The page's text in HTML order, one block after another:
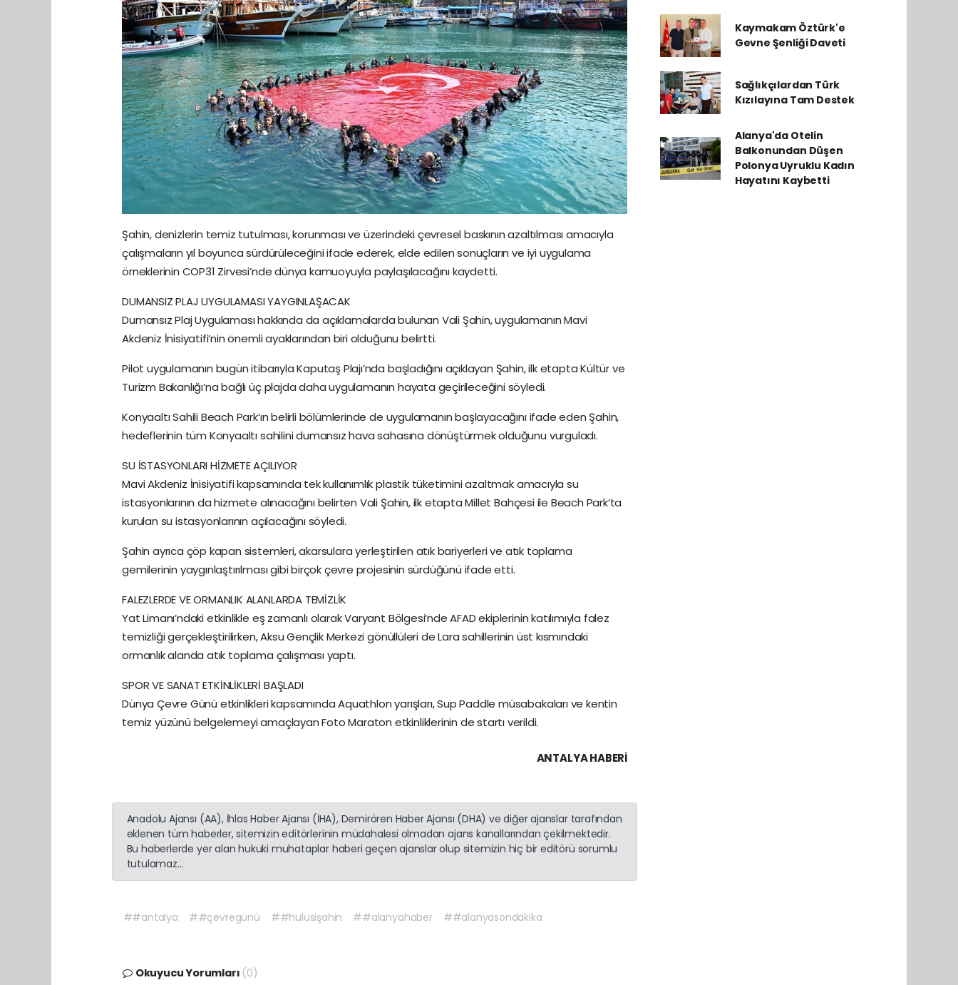
Şahin, denizlerin temiz tutulması, korunması ve üzerindeki çevresel baskının azaltılması amacıyla
çalışmaların yıl boyunca sürdürüleceğini ifade ederek, elde edilen sonuçların ve iyi uygulama
örneklerinin COP31 Zirvesi’nde dünya kamuoyuyla paylaşılacağını kaydetti.
DUMANSIZ PLAJ UYGULAMASI YAYGINLAŞACAK
Dumansız Plaj Uygulaması hakkında da açıklamalarda bulunan Vali Şahin, uygulamanın Mavi
Akdeniz İnisiyatifi’nin önemli ayaklarından biri olduğunu belirtti.
Pilot uygulamanın bugün itibarıyla Kaputaş Plajı’nda başladığını açıklayan Şahin, ilk etapta Kültür ve
Turizm Bakanlığı’na bağlı üç plajda daha uygulamanın hayata geçirileceğini söyledi.
Konyaaltı Sahili Beach Park’ın belirli bölümlerinde de uygulamanın başlayacağını ifade eden Şahin,
hedeflerinin tüm Konyaaltı sahilini dumansız hava sahasına dönüştürmek olduğunu vurguladı.
SU İSTASYONLARI HİZMETE AÇILIYOR
Mavi Akdeniz İnisiyatifi kapsamında tek kullanımlık plastik tüketimini azaltmak amacıyla su
istasyonlarının da hizmete alınacağını belirten Vali Şahin, ilk etapta Millet Bahçesi ile Beach Park’ta
kurulan su istasyonlarının açılacağını söyledi.
Şahin ayrıca çöp kapan sistemleri, akarsulara yerleştirilen atık bariyerleri ve atık toplama
gemilerinin yaygınlaştırılması gibi birçok çevre projesinin sürdüğünü ifade etti.
FALEZLERDE VE ORMANLIK ALANLARDA TEMİZLİK
Yat Limanı’ndaki etkinlikle eş zamanlı olarak Varyant Bölgesi’nde AFAD ekiplerinin katılımıyla falez
temizliği gerçekleştirilirken, Aksu Gençlik Merkezi gönüllüleri de Lara sahillerinin üst kısmındaki
ormanlık alanda atık toplama çalışması yaptı.
SPOR VE SANAT ETKİNLİKLERİ BAŞLADI
Dünya Çevre Günü etkinlikleri kapsamında Aquathlon yarışları, Sup Paddle müsabakaları ve kentin
temiz yüzünü belgelemeyi amaçlayan Foto Maraton etkinliklerinin de startı verildi.
ANTALYA HABERİ
Anadolu Ajansı (AA), İhlas Haber Ajansı (İHA), Demirören Haber Ajansı (DHA) ve diğer ajanslar tarafından
eklenen tüm haberler, sitemizin editörlerinin müdahalesi olmadan ajans kanallarından çekilmektedir.
Bu haberlerde yer alan hukuki muhataplar haberi geçen ajanslar olup sitemizin hiç bir editörü sorumlu
tutulamaz...
##antalya ##çevregünü ##hulusişahin ##alanyahaber ##alanyasondakika
Okuyucu Yorumları (0)
Kaymakam Öztürk'e
Gevne Şenliği Daveti
Sağlıkçılardan Türk
Kızılayına Tam Destek
Alanya'da Otelin
Balkonundan Düşen
Polonya Uyruklu Kadın
Hayatını Kaybetti